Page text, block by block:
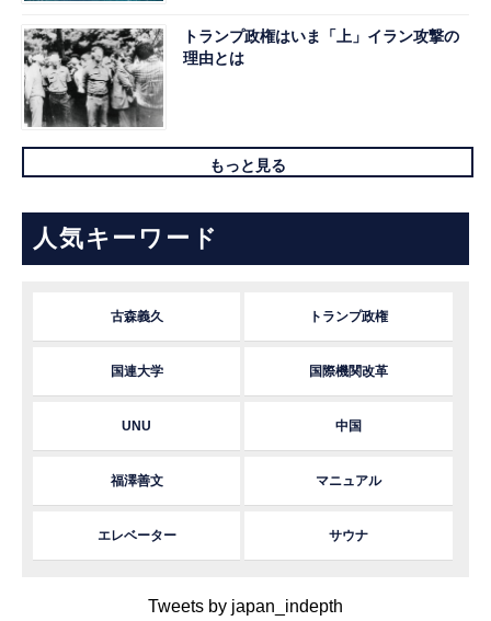
トランプ政権はいま「上」イラン攻撃の
理由とは
もっと見る
人気キーワード
古森義久 トランプ政権
国連大学 国際機関改革
UNU 中国
福澤善文 マニュアル
エレベーター サウナ
Tweets by japan_indepth